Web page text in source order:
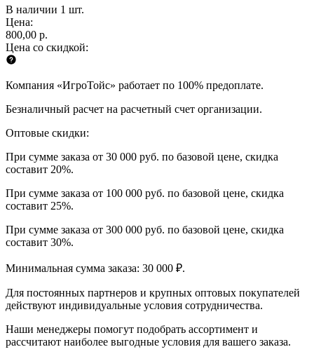
В наличии 1 шт.
Цена:
800,00 р.
Цена со скидкой:
Компания «ИгроТойс» работает по 100% предоплате.
Безналичный расчет на расчетный счет организации.
Оптовые скидки:
При сумме заказа от 30 000 руб. по базовой цене, скидка
составит 20%.
При сумме заказа от 100 000 руб. по базовой цене, скидка
составит 25%.
При сумме заказа от 300 000 руб. по базовой цене, скидка
составит 30%.
Минимальная сумма заказа: 30 000 ₽.
Для постоянных партнеров и крупных оптовых покупателей
действуют индивидуальные условия сотрудничества.
Наши менеджеры помогут подобрать ассортимент и
рассчитают наиболее выгодные условия для вашего заказа.